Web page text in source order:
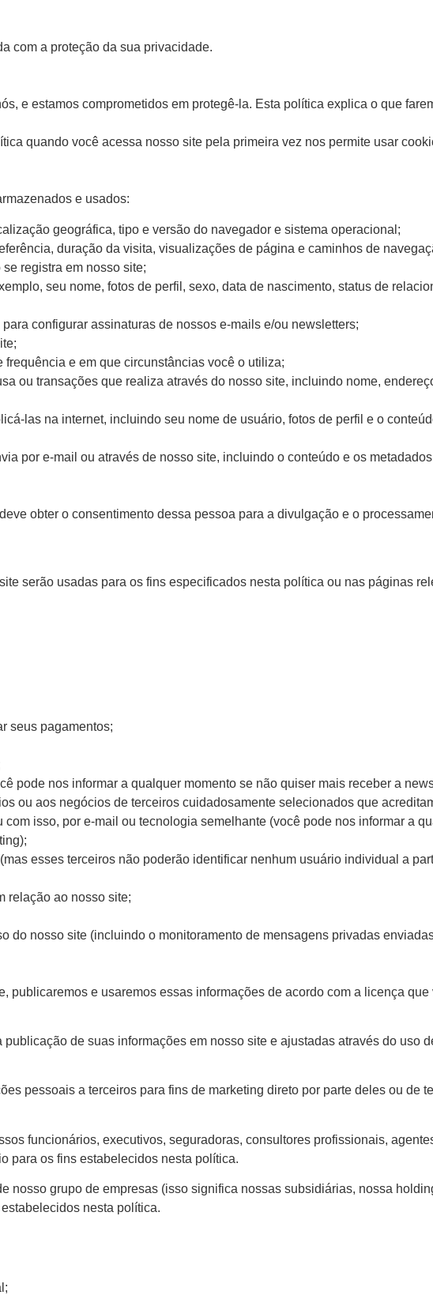
com a proteção da sua privacidade.
e estamos comprometidos em protegê-la. Esta política explica o que
quando você acessa nosso site pela primeira vez nos permite usar
e usados:
geográfica, tipo e versão do navegador e sistema operacional;
duração da visita, visualizações de página e caminhos de
registra em nosso site;
seu nome, fotos de perfil, sexo, data de nascimento, status de
configurar assinaturas de nossos e-mails e/ou newsletters;
e em que circunstâncias você o utiliza;
ou transações que realiza através do nosso site, incluindo nome,
las na internet, incluindo seu nome de usuário, fotos de perfil e o
por e-mail ou através de nosso site, incluindo o conteúdo e os
obter o consentimento dessa pessoa para a divulgação e o
serão usadas para os fins especificados nesta política ou nas páginas
seus pagamentos;
pode nos informar a qualquer momento se não quiser mais receber a
ou aos negócios de terceiros cuidadosamente selecionados que
isso, por e-mail ou tecnologia semelhante (você pode nos informar a
esses terceiros não poderão identificar nenhum usuário individual a
relação ao nosso site;
do nosso site (incluindo o monitoramento de mensagens privadas
publicaremos e usaremos essas informações de acordo com a licença que
de suas informações em nosso site e ajustadas através do uso
pessoais a terceiros para fins de marketing direto por parte deles ou de
funcionários, executivos, seguradoras, consultores profissionais,
para os fins estabelecidos nesta política.
nosso grupo de empresas (isso significa nossas subsidiárias, nossa
nesta política.